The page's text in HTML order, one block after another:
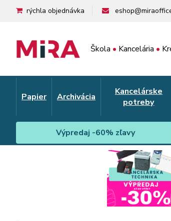
Škola • Kancelária •
rýchla objednávka
Papier Archivácia
Kancelárske
potreby
Výpredaj -60% zľavy